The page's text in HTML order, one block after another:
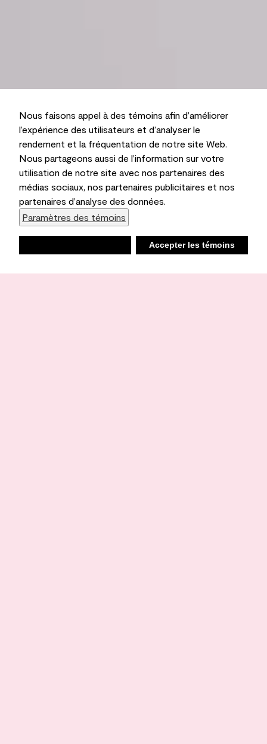
Nous faisons appel à des témoins afin d’améliorer
l’expérience des utilisateurs et d’analyser le
rendement et la fréquentation de notre site Web.
Nous partageons aussi de l’information sur votre
utilisation de notre site avec nos partenaires des
médias sociaux, nos partenaires publicitaires et nos
partenaires d’analyse des données.
Paramètres des témoins
Accepter les témoins
Liste d’achats